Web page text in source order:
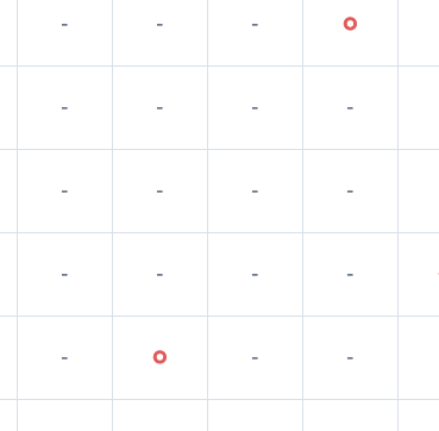
- - - ○
- - - -
- - - -
- - - -
- ○ - -